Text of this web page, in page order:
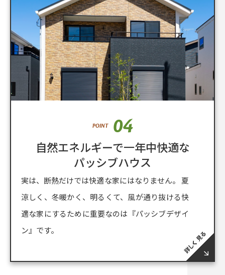
POINT 04
自然エネルギーで一年中快適な
パッシブハウス
実は、断熱だけでは快適な家にはなりません。 夏
涼しく、冬暖かく、明るくて、風が通り抜ける快
適な家にするために重要なのは『パッシブデザイ
ン』です。